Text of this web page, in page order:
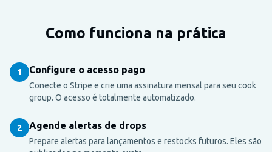
Como funciona na prática
1 Configure o acesso pago
Conecte o Stripe e crie uma assinatura mensal para seu cook
group. O acesso é totalmente automatizado.
2 Agende alertas de drops
Prepare alertas para lançamentos e restocks futuros. Eles são